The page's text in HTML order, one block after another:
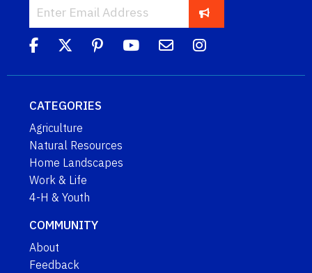
CATEGORIES
Agriculture
Natural Resources
Home Landscapes
Work & Life
4-H & Youth
COMMUNITY
About
Feedback